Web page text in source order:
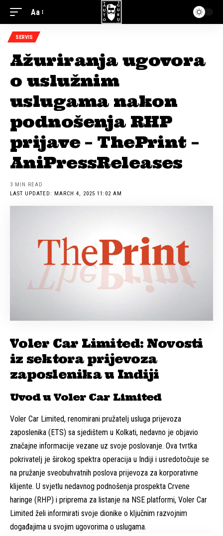
Aa
SERVIS
Ažuriranja ugovora
o uslužnim
uslugama nakon
podnošenja RHP
prijave – ThePrint –
AniPressReleases
LAST UPDATED: MARCH 4, 2025 11:02 AM
3 MIN READ
Voler Car Limited: Novosti
iz sektora prijevoza
zaposlenika u Indiji
Uvod u Voler Car Limited
Voler Car Limited, renomirani pružatelj usluga prijevoza
zaposlenika (ETS) sa sjedištem u Kolkati, nedavno je objavio
značajne informacije vezane uz svoje poslovanje. Ova tvrtka
pokrivatelj je širokog spektra operacija u Indiji i usredotočuje se
na pružanje sveobuhvatnih poslova prijevoza za korporativne
klijente. U svjetlu nedavnog podnošenja prospekta Crvene
haringe (RHP) i priprema za listanje na NSE platformi, Voler Car
Limited želi informirati svoje dionike o ključnim razvojnim
događajima u svojim ugovorima o uslugama.